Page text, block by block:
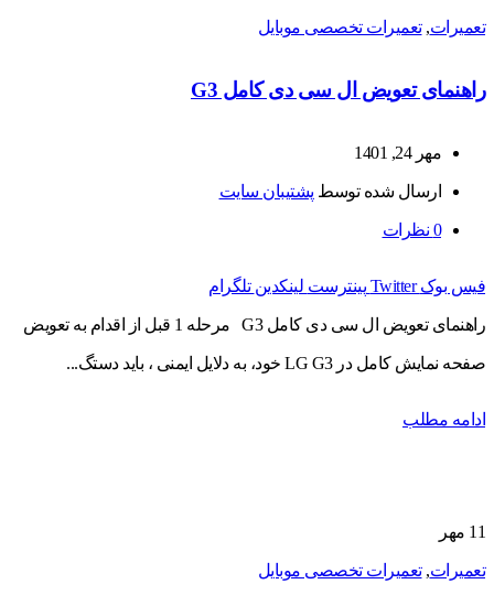
تعمیرات,تعمیرات تخصصی موبایل
راهنمای تعویض ال سی دی کامل G3
مهر 24, 1401
ارسال شده توسط پشتیبان سایت
0 نظرات
فیس بوک Twitter پینترست لینکدین تلگرام
راهنمای تعویض ال سی دی کامل G3 مرحله 1 قبل از اقدام به تعویض
صفحه نمایش کامل در LG G3 خود، به دلایل ایمنی ، باید دستگ...
ادامه مطلب
11 مهر
تعمیرات,تعمیرات تخصصی موبایل